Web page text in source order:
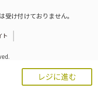
レジに進む
け付けておりません。
ト